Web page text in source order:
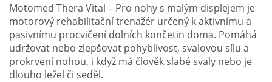
Motomed Thera Vital – Pro nohy s malým displejem je
motorový rehabilitační trenažér určený k aktivnímu a
pasivnímu procvičení dolních končetin doma. Pomáhá
udržovat nebo zlepšovat pohyblivost, svalovou sílu a
prokrvení nohou, i když má člověk slabé svaly nebo je
dlouho ležel či seděl.